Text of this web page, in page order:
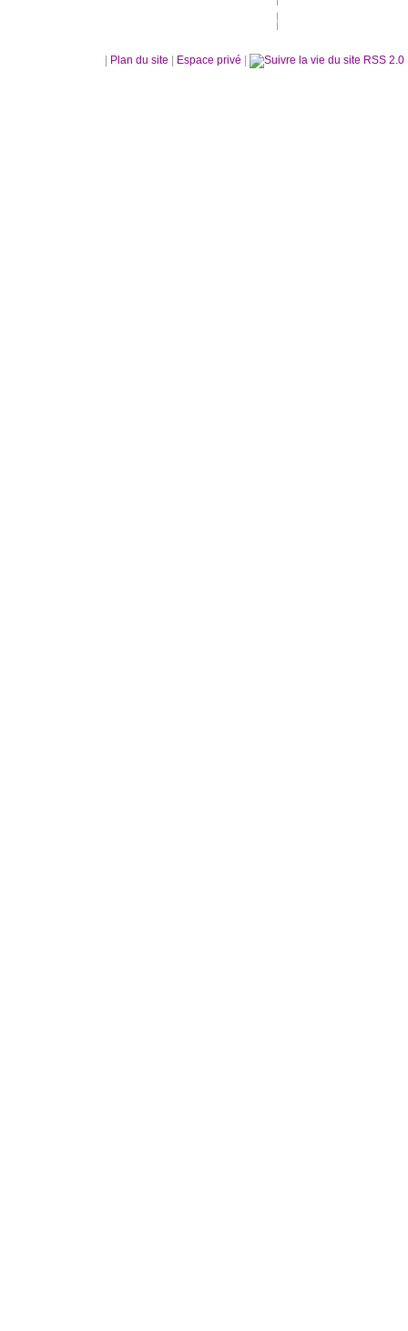
Plan du site Espace privé RSS 2.0